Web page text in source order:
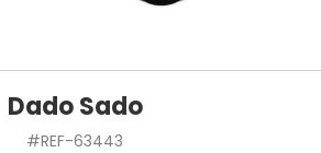
Dado Sado
#REF-63443